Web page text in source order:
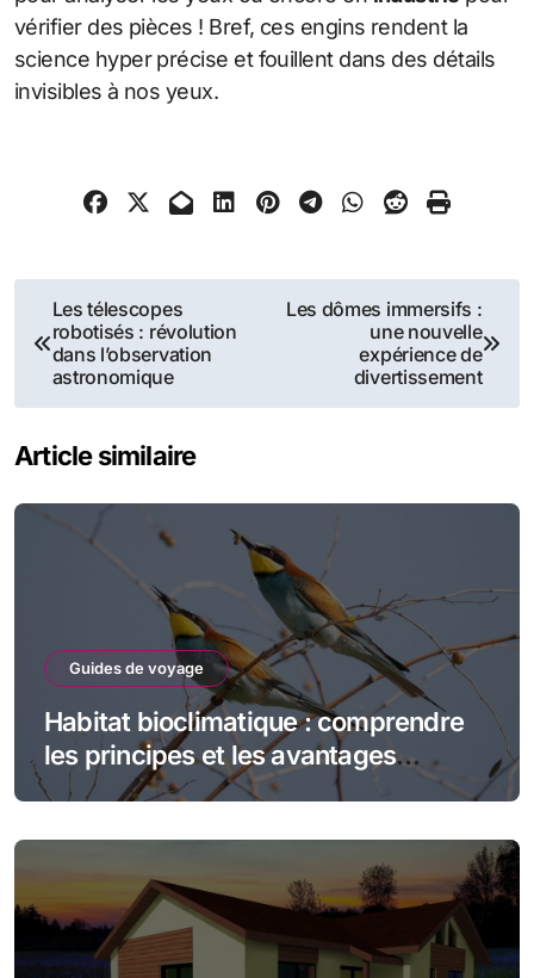
vérifier des pièces ! Bref, ces engins rendent la
science hyper précise et fouillent dans des détails
invisibles à nos yeux.
Navigation
de
l’article
Les télescopes
robotisés : révolution
dans l’observation
astronomique
Les dômes immersifs :
une nouvelle
expérience de
divertissement
Article similaire
Guides de voyage
Habitat bioclimatique : comprendre
les principes et les avantages
écologiques